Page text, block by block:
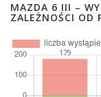
MAZDA 6 III –
ZALEŻNOŚCI OD